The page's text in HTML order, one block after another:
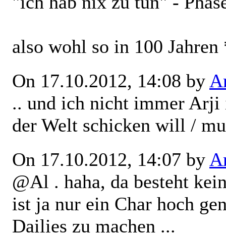
also wohl so in 100
On 17.10.2012, 14:08 by
.. und ich nicht immer Arji
der Welt schicken will /
On 17.10.2012, 14:07 by
@Al . haha, da besteht
ist ja nur ein Char hoch
Dailies zu machen ...